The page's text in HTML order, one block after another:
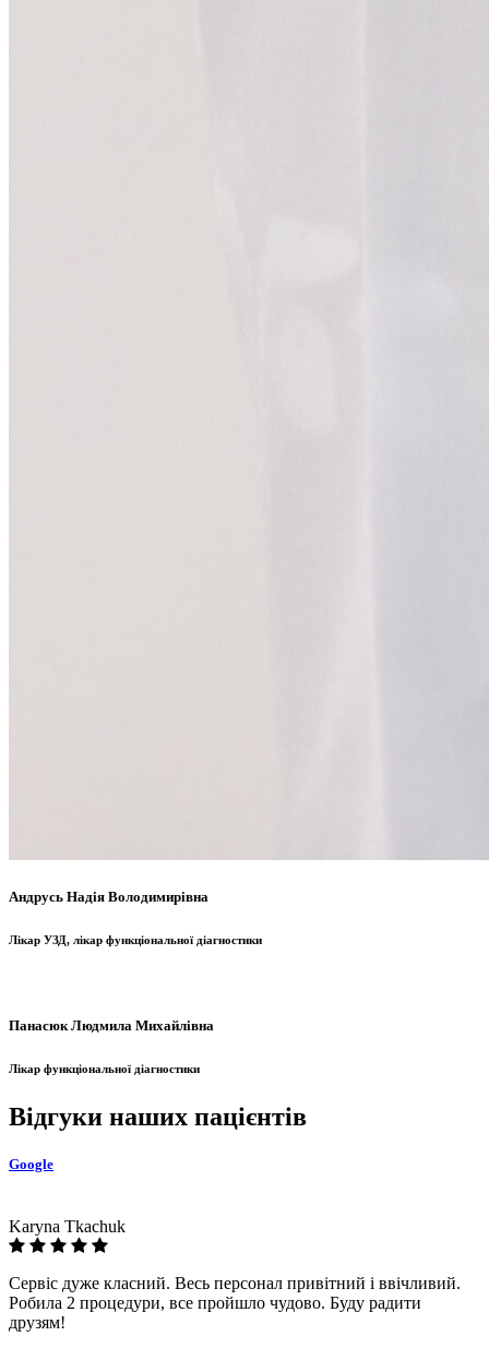
Андрусь Надія Володимирівна
Лікар УЗД, лікар функціональної діагностики
Панасюк Людмила Михайлівна
Лікар функціональної діагностики
Відгуки наших пацієнтів
Google
Karyna Tkachuk
Сервіс дуже класний. Весь персонал привітний і ввічливий.
Робила 2 процедури, все пройшло чудово. Буду радити
друзям!